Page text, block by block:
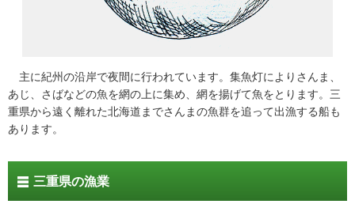
主に紀州の沿岸で夜間に行われています。集魚灯によりさんま、
あじ、さばなどの魚を網の上に集め、網を揚げて魚をとります。三
重県から遠く離れた北海道までさんまの魚群を追って出漁する船も
あります。
三重県の漁業